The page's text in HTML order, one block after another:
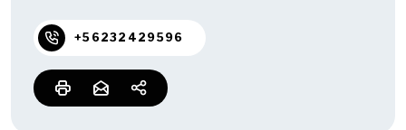
+56232429596